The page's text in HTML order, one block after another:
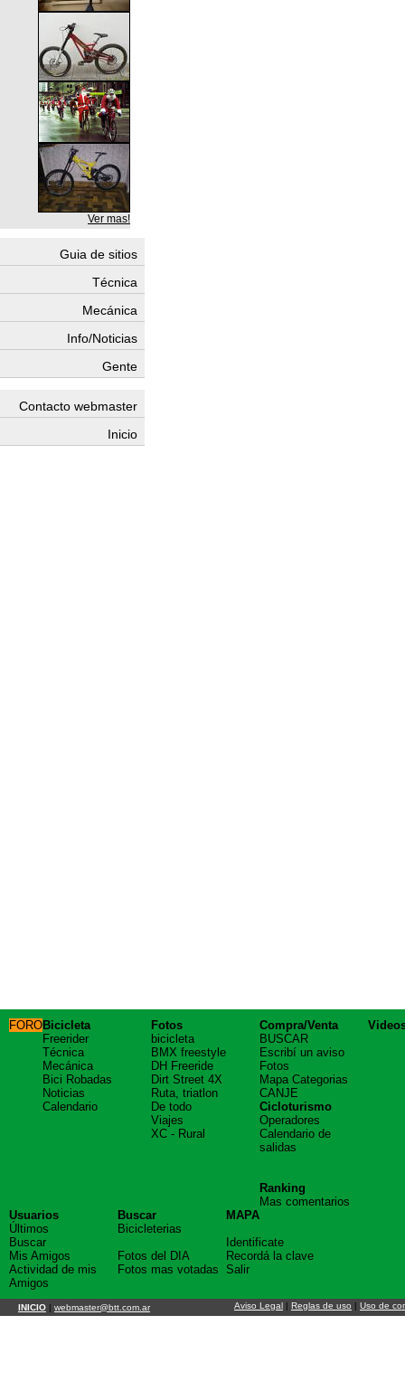
Ver mas!
Guia de sitios
Técnica
Mecánica
Info/Noticias
Gente
Contacto webmaster
Inicio
FOROBicicleta
Freerider
Técnica
Mecánica
Bici Robadas
Noticias
Calendario
Fotos
bicicleta
BMX freestyle
DH Freeride
Dirt Street 4X
Ruta, triatlon
De todo
Viajes
XC - Rural
Compra/Venta
BUSCAR
Escribí un aviso
Fotos
Mapa Categorias
CANJE
Cicloturismo
Operadores
Calendario de
salidas
Ranking
Mas comentarios
Usuarios
Últimos
Buscar
Mis Amigos
Actividad de mis
Amigos
Buscar
Bicicleterias
Fotos del DIA
Fotos mas votadas
MAPA
Identificate
Recordá la clave
Salir
INICIO | webmaster@btt.com.ar Aviso Legal | Reglas de uso | Uso de